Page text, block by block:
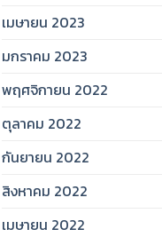
เมษายน 2023
มกราคม 2023
พฤศจิกายน 2022
ตุลาคม 2022
กันยายน 2022
สิงหาคม 2022
เมษายน 2022